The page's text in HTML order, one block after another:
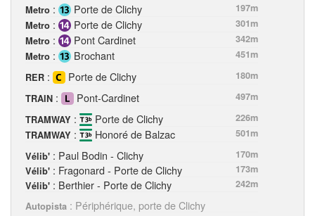
Metro : Porte de Clichy
197m
Metro : Porte de Clichy
301m
Metro : Pont Cardinet
342m
Metro : Brochant
451m
RER : Porte de Clichy
180m
TRAIN : Pont-Cardinet
497m
TRAMWAY : Porte de Clichy
226m
TRAMWAY : Honoré de Balzac
501m
Vélib' : Paul Bodin - Clichy
170m
Vélib' : Fragonard - Porte de Clichy
173m
Vélib' : Berthier - Porte de Clichy
242m
Autopista : Périphérique, porte de Clichy